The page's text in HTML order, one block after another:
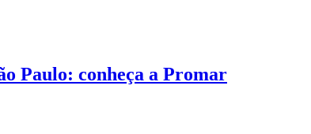
Paulo: conheça a Promar